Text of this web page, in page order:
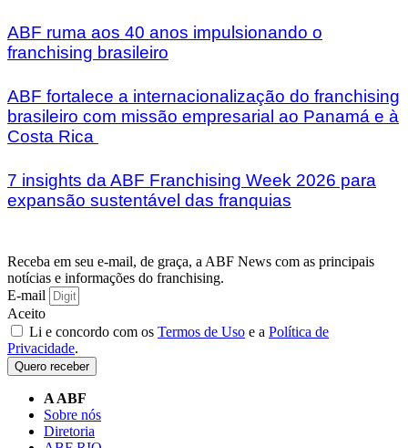
ABF ruma aos 40 anos impulsionando o
franchising brasileiro
ABF fortalece a internacionalização do franchising
brasileiro com missão empresarial ao Panamá e à
Costa Rica
7 insights da ABF Franchising Week 2026 para
expansão sustentável das franquias
Receba em seu e-mail, de graça, a ABF News com as principais
notícias e informações do franchising.
E-mail
Aceito
Li e concordo com os Termos de Uso e a Política de
Privacidade.
Quero receber
A ABF
Sobre nós
Diretoria